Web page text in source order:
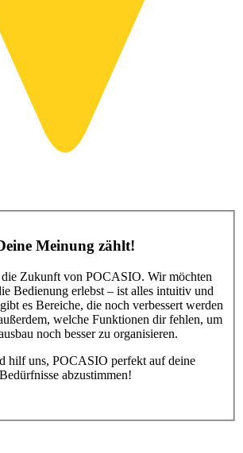
Meinung zählt!
die Zukunft von POCASIO. Wir möchten
Bedienung erlebst – ist alles intuitiv und
es Bereiche, die noch verbessert werden
welche Funktionen dir fehlen, um
noch besser zu organisieren.
hilf uns, POCASIO perfekt auf deine
Bedürfnisse abzustimmen!